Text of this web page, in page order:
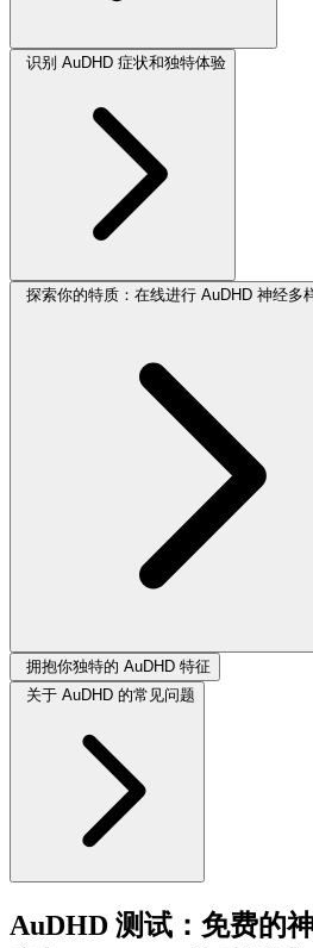
识别 AuDHD 症状和独特体验
探索你的特质：在线进行 AuDHD 神经多
拥抱你独特的 AuDHD 特征
关于 AuDHD 的常见问题
AuDHD 测试：免费的